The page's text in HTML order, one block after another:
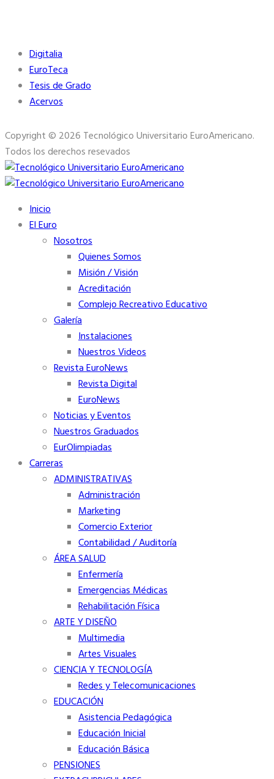
Digitalia
EuroTeca
Tesis de Grado
Acervos
Copyright © 2026 Tecnológico Universitario EuroAmericano.
Todos los derechos resevados
Inicio
El Euro
Nosotros
Quienes Somos
Misión / Visión
Acreditación
Complejo Recreativo Educativo
Galería
Instalaciones
Nuestros Videos
Revista EuroNews
Revista Digital
EuroNews
Noticias y Eventos
Nuestros Graduados
EurOlimpiadas
Carreras
ADMINISTRATIVAS
Administración
Marketing
Comercio Exterior
Contabilidad / Auditoría
ÁREA SALUD
Enfermería
Emergencias Médicas
Rehabilitación Física
ARTE Y DISEÑO
Multimedia
Artes Visuales
CIENCIA Y TECNOLOGÍA
Redes y Telecomunicaciones
EDUCACIÓN
Asistencia Pedagógica
Educación Inicial
Educación Básica
PENSIONES